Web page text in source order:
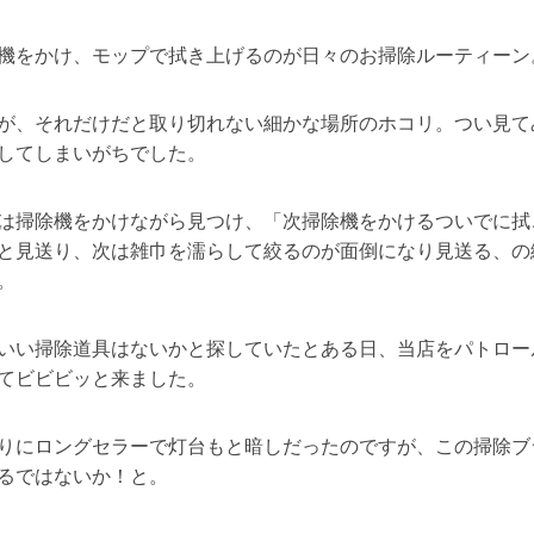
をかけ、モップで拭き上げるのが日々のお掃除ルーティーン
、それだけだと取り切れない細かな場所のホコリ。つい見て
てしまいがちでした。
掃除機をかけながら見つけ、「次掃除機をかけるついでに拭
見送り、次は雑巾を濡らして絞るのが面倒になり見送る、の
い掃除道具はないかと探していたとある日、当店をパトロー
ビビビッと来ました。
にロングセラーで灯台もと暗しだったのですが、この掃除ブ
ではないか！と。